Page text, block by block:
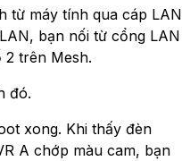
từ máy tính qua cáp LAN
bạn nối từ cổng LAN
trên Mesh.
đó.
xong. Khi thấy đèn
A chớp màu cam, bạn